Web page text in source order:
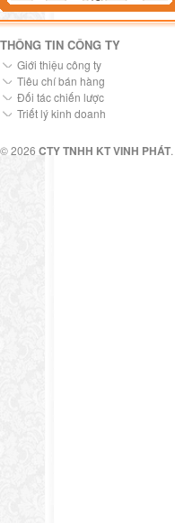
THÔNG TIN CÔNG TY
Giới thiệu công ty
Tiêu chí bán hàng
Đối tác chiến lược
Triết lý kinh doanh
© 2026 CTY TNHH KT VINH PHÁT